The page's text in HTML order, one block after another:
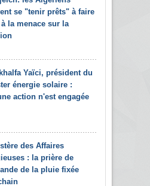
se "tenir prêts" à faire
à la menace sur la
Yaïci, président du
énergie solaire :
action n'est engagée
des Affaires
: la prière de
de la pluie fixée